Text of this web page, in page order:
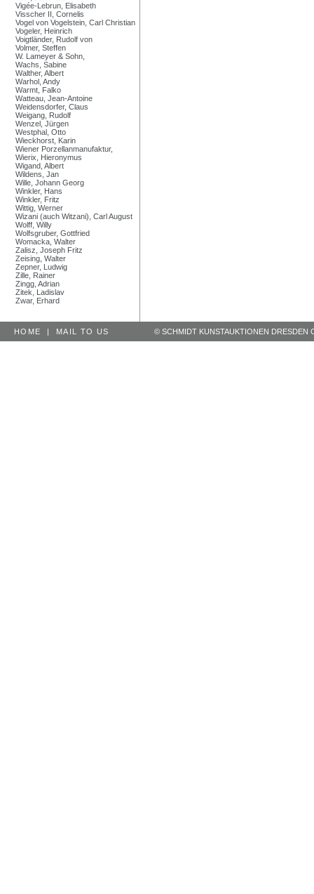
Vigée-Lebrun, Elisabeth
Visscher II, Cornelis
Vogel von Vogelstein, Carl Christian
Vogeler, Heinrich
Voigtländer, Rudolf von
Volmer, Steffen
W. Lameyer & Sohn,
Wachs, Sabine
Walther, Albert
Warhol, Andy
Warmt, Falko
Watteau, Jean-Antoine
Weidensdorfer, Claus
Weigang, Rudolf
Wenzel, Jürgen
Westphal, Otto
Wieckhorst, Karin
Wiener Porzellanmanufaktur,
Wierix, Hieronymus
Wigand, Albert
Wildens, Jan
Wille, Johann Georg
Winkler, Hans
Winkler, Fritz
Wittig, Werner
Wizani (auch Witzani), Carl August
Wolff, Willy
Wolfsgruber, Gottfried
Womacka, Walter
Zalisz, Joseph Fritz
Zeising, Walter
Zepner, Ludwig
Zille, Rainer
Zingg, Adrian
Zitek, Ladislav
Zwar, Erhard
HOME | MAIL TO US © SCHMIDT KUNSTAUKTIONEN DRESDEN